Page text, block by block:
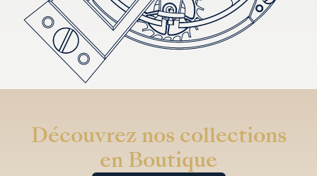
Découvrez nos collections
en Boutique